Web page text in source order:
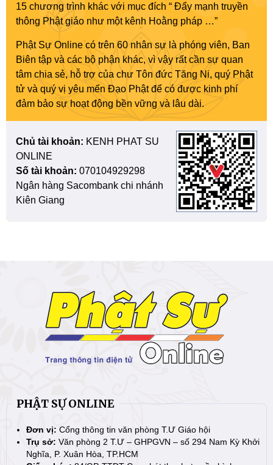
15 chương trình khác với mục đích “ Đẩy mạnh truyền
thông Phật giáo như một kênh Hoằng pháp …”
Phật Sự Online có trên 60 nhân sự là phóng viên, Ban
Biên tập và các bộ phận khác, vì vậy rất cần sự quan
tâm chia sẻ, hỗ trợ của chư Tôn đức Tăng Ni, quý Phật
tử và quý vị yêu mến Đạo Phật để có được kinh phí
đảm bảo sự hoạt động bền vững và lâu dài.
Chủ tài khoản: KENH PHAT SU
ONLINE
Số tài khoản: 070104929298
Ngân hàng Sacombank chi nhánh
Kiên Giang
PHẬT SỰ ONLINE
Đơn vị: Cổng thông tin văn phòng T.Ư Giáo hội
Trụ sở: Văn phòng 2 T.Ư – GHPGVN – số 294 Nam Kỳ Khởi
Nghĩa, P. Xuân Hòa, TP.HCM